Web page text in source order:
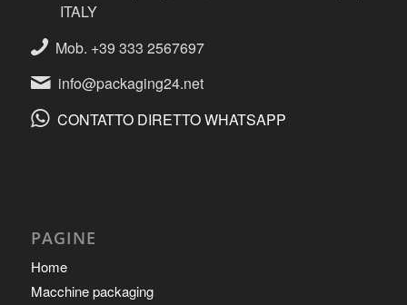
ITALY
Mob. +39 333 2567697
info@packaging24.net
CONTATTO DIRETTO WHATSAPP
PAGINE
Home
Macchine packaging